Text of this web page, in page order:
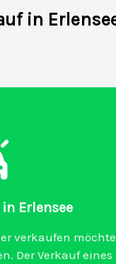
in
Erlensee
verkaufen
Der Verkauf eines